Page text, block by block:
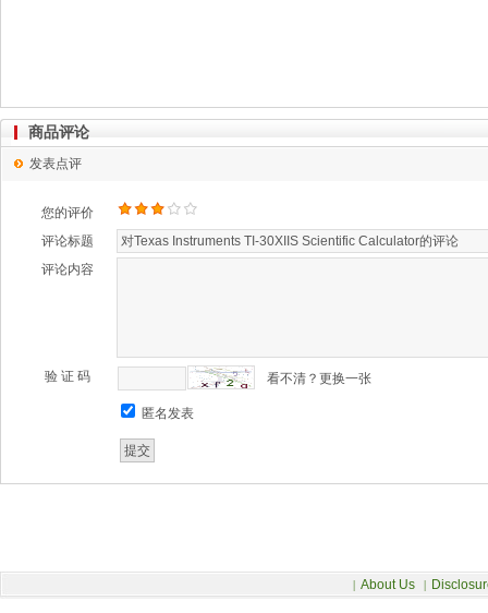
商品评论
发表点评
您的评价
评论标题
评论内容
验 证 码 看不清？更换一张
匿名发表
| About Us |